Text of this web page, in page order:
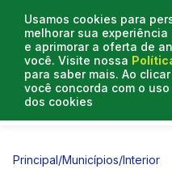
Usamos cookies para
melhorar sua experiência
e aprimorar a oferta de
você. Visite nossa
para saber mais. Ao
você concorda com o
dos cookies
Entrevistas
Principal/Municípios/Interior